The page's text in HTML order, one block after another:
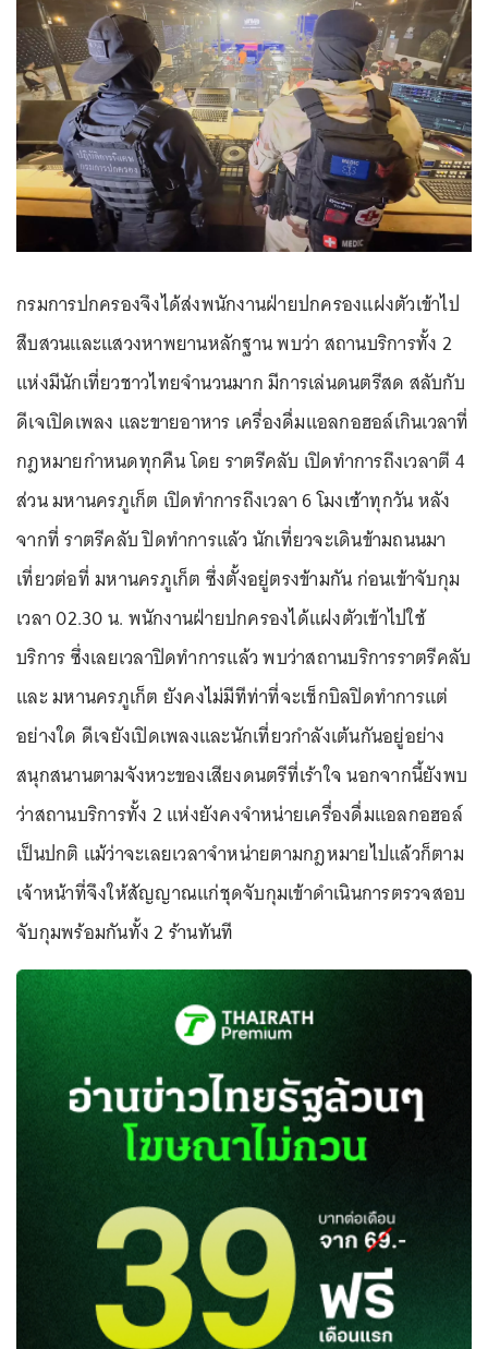
กรมการปกครองจึงได้ส่งพนักงานฝ่ายปกครองแฝงตัวเข้าไป
สืบสวนและแสวงหาพยานหลักฐาน พบว่า สถานบริการทั้ง 2
แห่งมีนักเที่ยวชาวไทยจำนวนมาก มีการเล่นดนตรีสด สลับกับ
ดีเจเปิดเพลง และขายอาหาร เครื่องดื่มแอลกอฮอล์เกินเวลาที่
กฎหมายกำหนดทุกคืน โดย ราตรีคลับ เปิดทำการถึงเวลาตี 4
ส่วน มหานครภูเก็ต เปิดทำการถึงเวลา 6 โมงเช้าทุกวัน หลัง
จากที่ ราตรีคลับ ปิดทำการแล้ว นักเที่ยวจะเดินข้ามถนนมา
เที่ยวต่อที่ มหานครภูเก็ต ซึ่งตั้งอยู่ตรงข้ามกัน ก่อนเข้าจับกุม
เวลา 02.30 น. พนักงานฝ่ายปกครองได้แฝงตัวเข้าไปใช้
บริการ ซึ่งเลยเวลาปิดทำการแล้ว พบว่าสถานบริการราตรีคลับ
และ มหานครภูเก็ต ยังคงไม่มีทีท่าที่จะเช็กบิลปิดทำการแต่
อย่างใด ดีเจยังเปิดเพลงและนักเที่ยวกำลังเต้นกันอยู่อย่าง
สนุกสนานตามจังหวะของเสียงดนตรีที่เร้าใจ นอกจากนี้ยังพบ
ว่าสถานบริการทั้ง 2 แห่งยังคงจำหน่ายเครื่องดื่มแอลกอฮอล์
เป็นปกติ แม้ว่าจะเลยเวลาจำหน่ายตามกฎหมายไปแล้วก็ตาม
เจ้าหน้าที่จึงให้สัญญาณแก่ชุดจับกุมเข้าดำเนินการตรวจสอบ
จับกุมพร้อมกันทั้ง 2 ร้านทันที